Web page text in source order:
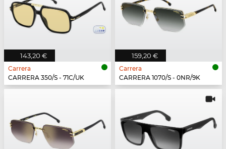
143,20 €
Carrera
CARRERA 350/S - 71C/UK
159,20 €
Carrera
CARRERA 1070/S - 0NR/9K